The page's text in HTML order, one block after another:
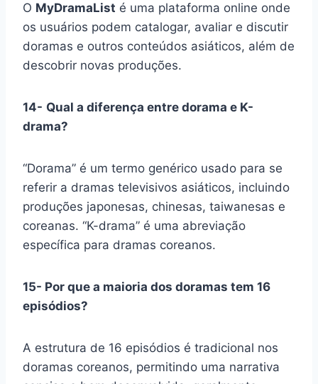
O MyDramaList é uma plataforma online onde
os usuários podem catalogar, avaliar e discutir
doramas e outros conteúdos asiáticos, além de
descobrir novas produções.
14- Qual a diferença entre dorama e K-
drama?
“Dorama” é um termo genérico usado para se
referir a dramas televisivos asiáticos, incluindo
produções japonesas, chinesas, taiwanesas e
coreanas. “K-drama” é uma abreviação
específica para dramas coreanos.
15- Por que a maioria dos doramas tem 16
episódios?
A estrutura de 16 episódios é tradicional nos
doramas coreanos, permitindo uma narrativa